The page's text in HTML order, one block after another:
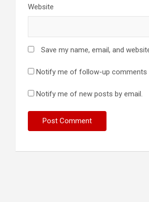
Website
Save my name, email, and
Notify me of follow-up comments
Notify me of new posts by email.